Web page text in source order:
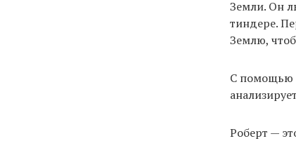
Земли. Он
тиндере.
Землю,
С помощью
Роберт —